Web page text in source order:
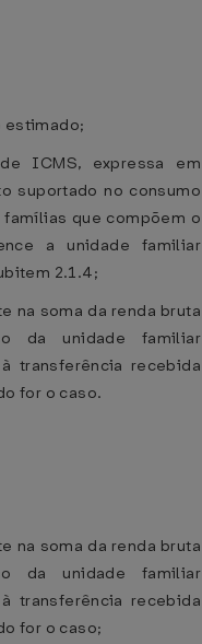
estimado;
ICMS, expressa em
suportado no consumo
que compõem o
a unidade familiar
2.1.4;
na soma da renda bruta
da unidade familiar
transferência recebida
for o caso.
na soma da renda bruta
da unidade familiar
transferência recebida
for o caso;